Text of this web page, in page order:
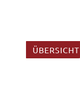
ÜBERSICHT